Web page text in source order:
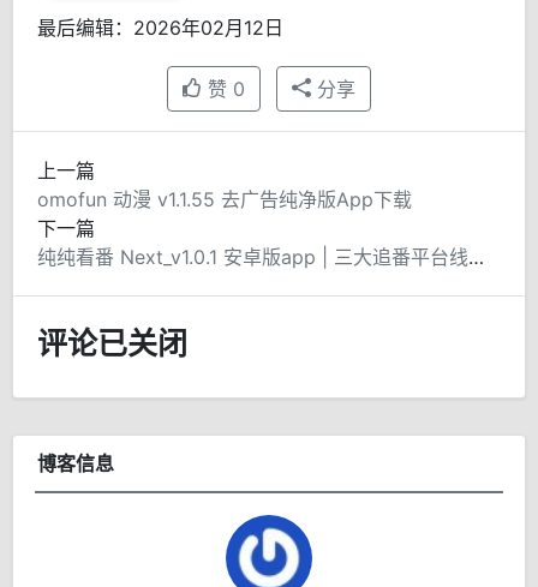
最后编辑：2026年02月12日
赞 0 分享
上一篇
omofun 动漫 v1.1.55 去广告纯净版App下载
下一篇
纯纯看番 Next_v1.0.1 安卓版app | 三大追番平台线路聚合
评论已关闭
博客信息